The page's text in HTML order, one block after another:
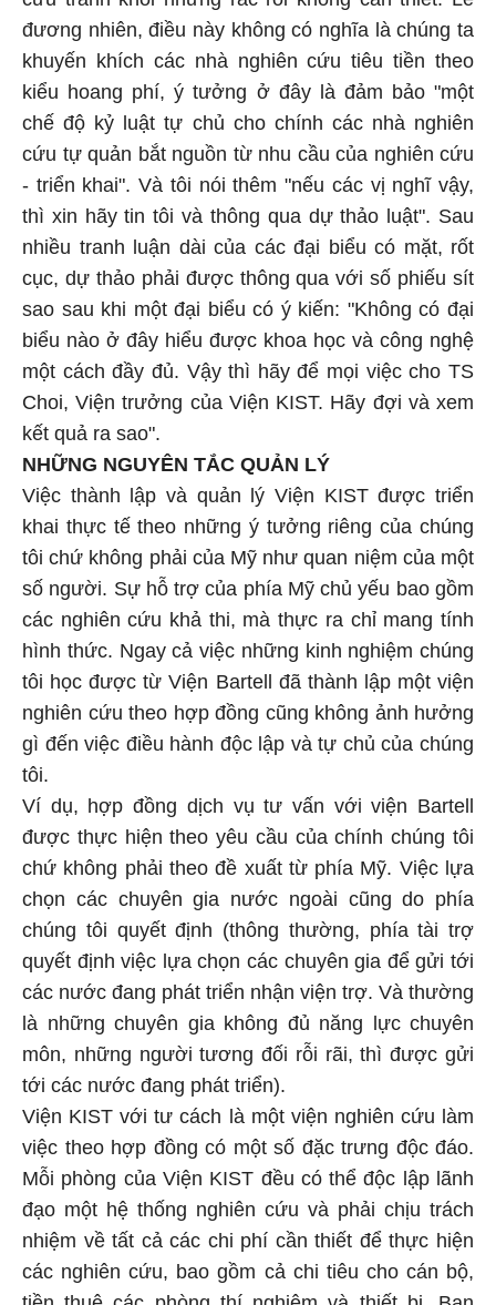
đương nhiên, điều này không có nghĩa là chúng ta
khuyến khích các nhà nghiên cứu tiêu tiền theo
kiểu hoang phí, ý tưởng ở đây là đảm bảo "một
chế độ kỷ luật tự chủ cho chính các nhà nghiên
cứu tự quản bắt nguồn từ nhu cầu của nghiên cứu
- triển khai". Và tôi nói thêm "nếu các vị nghĩ vậy,
thì xin hãy tin tôi và thông qua dự thảo luật". Sau
nhiều tranh luận dài của các đại biểu có mặt, rốt
cục, dự thảo phải được thông qua với số phiếu sít
sao sau khi một đại biểu có ý kiến: "Không có đại
biểu nào ở đây hiểu được khoa học và công nghệ
một cách đầy đủ. Vậy thì hãy để mọi việc cho TS
Choi, Viện trưởng của Viện KIST. Hãy đợi và xem
kết quả ra sao".
NHỮNG NGUYÊN TẮC QUẢN LÝ
Việc thành lập và quản lý Viện KIST được triển
khai thực tế theo những ý tưởng riêng của chúng
tôi chứ không phải của Mỹ như quan niệm của một
số người. Sự hỗ trợ của phía Mỹ chủ yếu bao gồm
các nghiên cứu khả thi, mà thực ra chỉ mang tính
hình thức. Ngay cả việc những kinh nghiệm chúng
tôi học được từ Viện Bartell đã thành lập một viện
nghiên cứu theo hợp đồng cũng không ảnh hưởng
gì đến việc điều hành độc lập và tự chủ của chúng
tôi.
Ví dụ, hợp đồng dịch vụ tư vấn với viện Bartell
được thực hiện theo yêu cầu của chính chúng tôi
chứ không phải theo đề xuất từ phía Mỹ. Việc lựa
chọn các chuyên gia nước ngoài cũng do phía
chúng tôi quyết định (thông thường, phía tài trợ
quyết định việc lựa chọn các chuyên gia để gửi tới
các nước đang phát triển nhận viện trợ. Và thường
là những chuyên gia không đủ năng lực chuyên
môn, những người tương đối rỗi rãi, thì được gửi
tới các nước đang phát triển).
Viện KIST với tư cách là một viện nghiên cứu làm
việc theo hợp đồng có một số đặc trưng độc đáo.
Mỗi phòng của Viện KIST đều có thể độc lập lãnh
đạo một hệ thống nghiên cứu và phải chịu trách
nhiệm về tất cả các chi phí cần thiết để thực hiện
các nghiên cứu, bao gồm cả chi tiêu cho cán bộ,